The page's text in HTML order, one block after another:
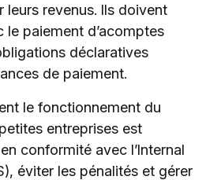
leurs revenus. Ils doivent
paiement d’acomptes
déclaratives
de paiement.
le fonctionnement du
entreprises est
conformité avec l’Internal
éviter les pénalités et gérer